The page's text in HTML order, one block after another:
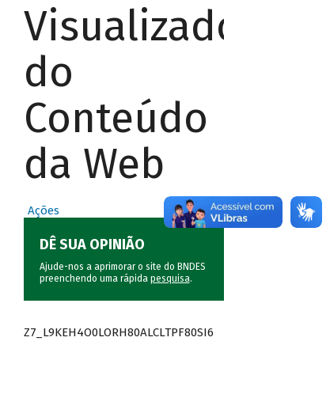
Visualizador
do
Conteúdo
da Web
Ações
DÊ SUA OPINIÃO
Ajude-nos a aprimorar o site do BNDES
preenchendo uma rápida pesquisa.
Z7_L9KEH4O0LORH80ALCLTPF80SI6